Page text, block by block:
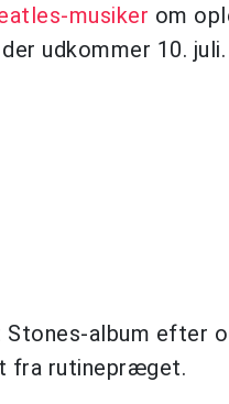
musiker om
der udkommer 10. juli.
album efter
fra rutinepræget.